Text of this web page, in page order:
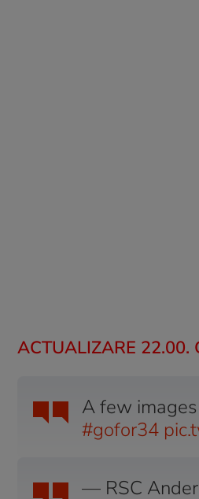
ACTUALIZARE 22.00.
A few
#gofor34
— RSC